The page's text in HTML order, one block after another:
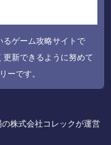
るゲーム攻略サイトで
新できるように努めて
ーです。
株式会社コレックが運営